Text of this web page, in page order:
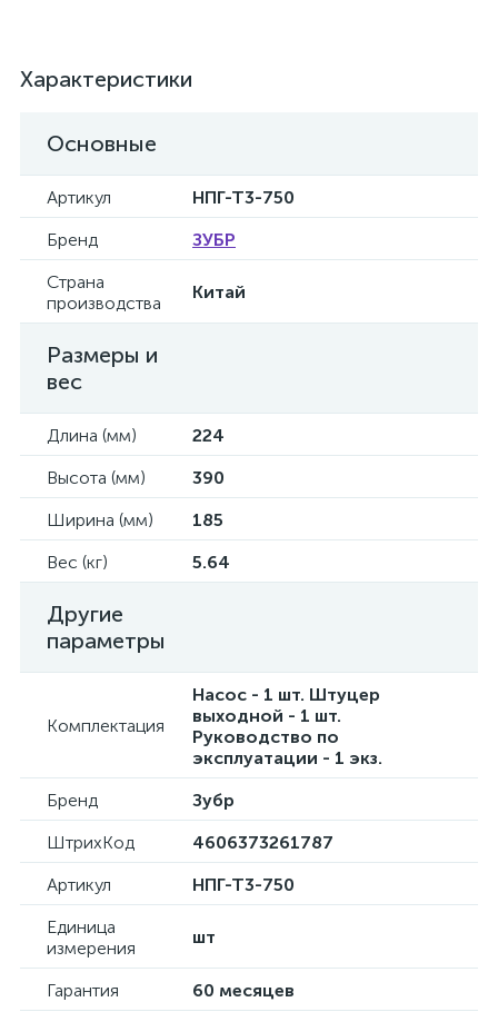
Характеристики
Основные
Артикул
НПГ-Т3-750
Бренд
ЗУБР
Страна
производства
Китай
Размеры и
вес
Длина (мм)
224
Высота (мм)
390
Ширина (мм)
185
Вес (кг)
5.64
Другие
параметры
Комплектация
Насос - 1 шт. Штуцер
выходной - 1 шт.
Руководство по
эксплуатации - 1 экз.
Бренд
Зубр
ШтрихКод
4606373261787
Артикул
НПГ-Т3-750
Единица
измерения
шт
Гарантия 60 месяцев